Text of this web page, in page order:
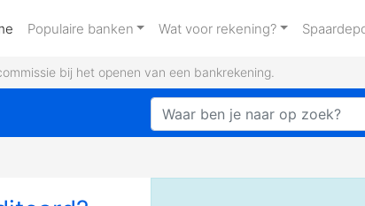
(current)
Populaire banken Wat voor rekening?
bij het openen van een bankrekening.